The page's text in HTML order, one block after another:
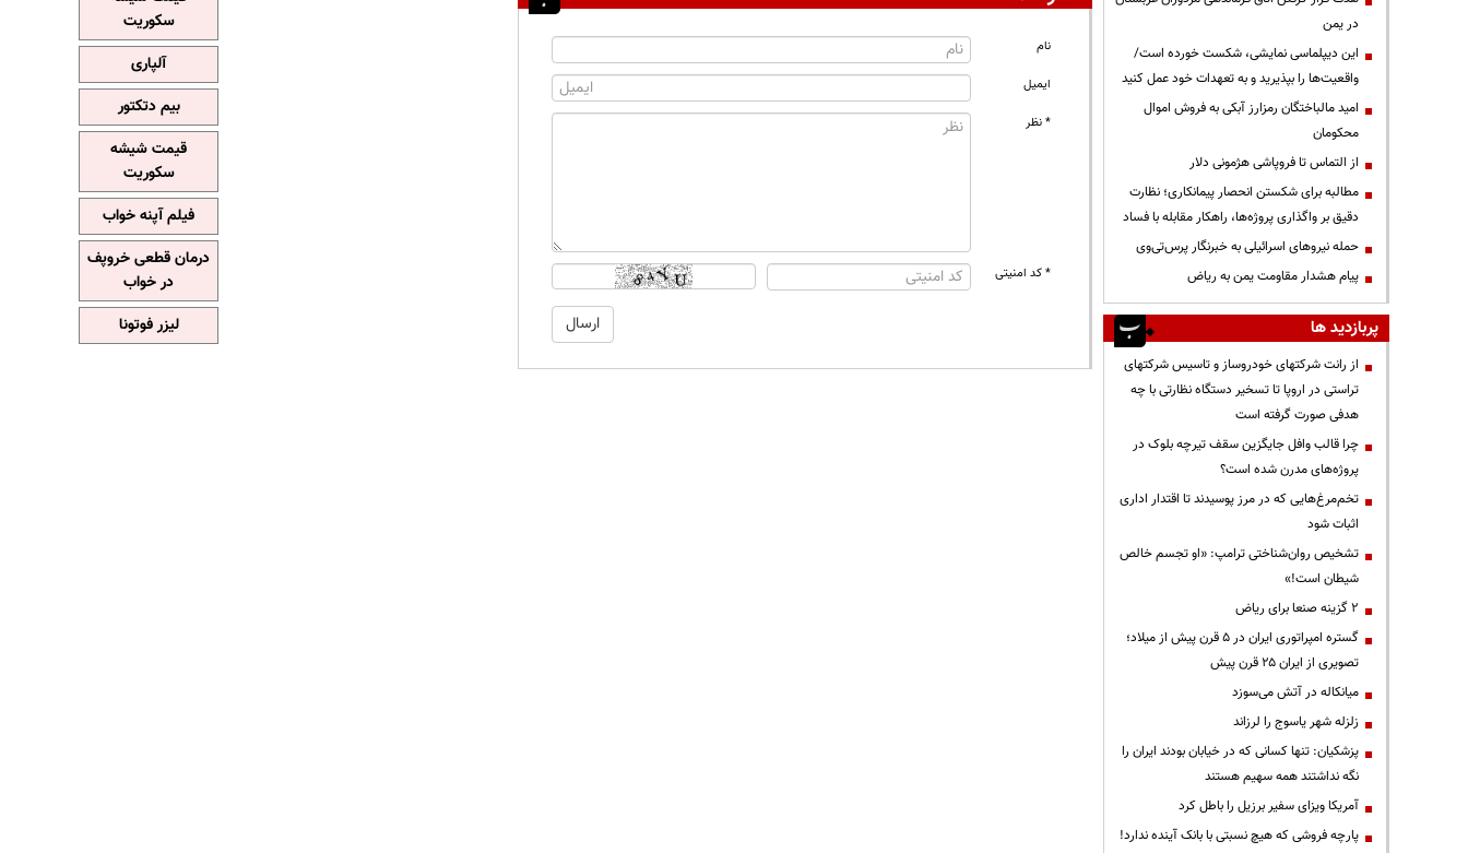
نام
ایمیل
* نظر
* کد امنیتی
در یمن
این دیپلماسی نمایشی، شکست خورده است/
واقعیت‌ها را بپذیرید و به تعهدات خود عمل کنید
امید مالباختگان رمزارز آبکی به فروش اموال
محکومان
از التماس تا فروپاشی هژمونی دلار
مطالبه برای شکستن انحصار پیمانکاری؛ نظارت
دقیق بر واگذاری پروژه‌ها، راهکار مقابله با فساد
حمله نیروهای اسرائیلی به خبرنگار پرس‌تی‌وی
پیام هشدار مقاومت یمن به ریاض
پربازدید ها
از رانت‌ شرکتهای خودروساز و تاسیس شرکتهای
تراستی در اروپا تا تسخیر دستگاه نظارتی با چه
هدفی صورت گرفته است
چرا قالب وافل جایگزین سقف تیرچه بلوک در
پروژه‌های مدرن شده است؟
تخم‌مرغ‌هایی که در مرز پوسیدند تا اقتدار اداری
اثبات شود
تشخیص روان‌شناختی ترامپ: «او تجسم خالص
شیطان است!»
۲ گزینه صنعا برای ریاض
گستره امپراتوری ایران در ۵ قرن پیش از میلاد؛
تصویری از ایران ۲۵ قرن پیش
میانکاله در آتش می‌سوزد
زلزله شهر یاسوج را لرزاند
پزشکیان: تنها کسانی که در خیابان بودند ایران را
نگه نداشتند همه سهیم هستند
آمریکا ویزای سفیر برزیل را باطل کرد
پارچه فروشی که هیچ نسبتی با بانک آینده ندارد!
سکوریت
آلپاری
بیم دتکتور
قیمت شیشه
سکوریت
فیلم آپنه خواب
درمان قطعی خروپف
در خواب
لیزر فوتونا